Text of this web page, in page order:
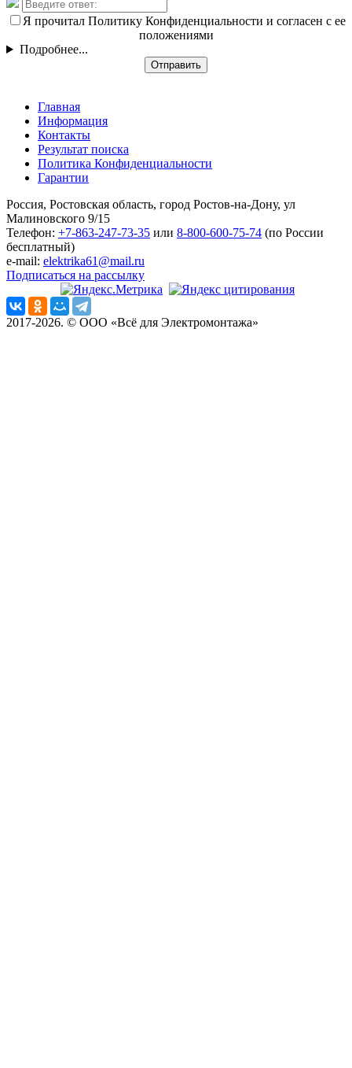
Я прочитал Политику Конфиденциальности и согласен с ее
положениями
Подробнее...
Отправить
Главная
Информация
Контакты
Результат поиска
Политика Конфиденциальности
Гарантии
Россия, Ростовская область, город Ростов-на-Дону, ул
Малиновского 9/15
Телефон: +7-863-247-73-35 или 8-800-600-75-74 (по России
бесплатный)
e-mail: elektrika61@mail.ru
Подписаться на рассылку
2017-2026. © ООО «Всё для Электромонтажа»